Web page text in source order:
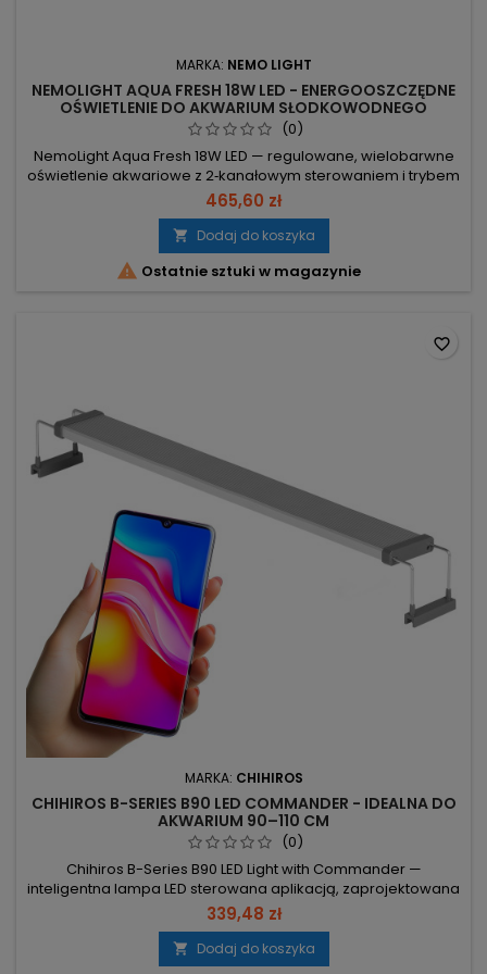
MARKA: NEMO LIGHT
NEMOLIGHT AQUA FRESH 18W LED - ENERGOOSZCZĘDNE
OŚWIETLENIE DO AKWARIUM SŁODKOWODNEGO
(0)
NemoLight Aqua Fresh 18W LED — regulowane, wielobarwne
oświetlenie akwariowe z 2‑kanałowym sterowaniem i trybem
burzy. 18W – wydajne oświetlenie przy niskim zużyciu energii.
37 diod (31×8000K, 2×460nm, 2×630nm, 2×520nm) –
naturalne, intensywne wybarwienie roślin i ryb. 2‑kanałowy
kontroler – osobne sterowanie białymi i niebieskimi diodami;
programy...
465,60 zł
 Dodaj do koszyka
 Ostatnie sztuki w magazynie
MARKA: CHIHIROS
CHIHIROS B-SERIES B90 LED COMMANDER - IDEALNA DO
AKWARIUM 90–110 CM
(0)
Chihiros B-Series B90 LED Light with Commander —
inteligentna lampa LED sterowana aplikacją, zaprojektowana
dla akwariów roślinnych. 72 white + 18 RGB diod – pełne
spektrum dla optymalnego wzrostu i wybarwienia roślin. 2881
lm strumienia przy 46.8W poboru – wysoka jasność przy
niskim zużyciu energii. Sterowanie przez aplikację
339,48 zł
 Dodaj do koszyka
favorite_border